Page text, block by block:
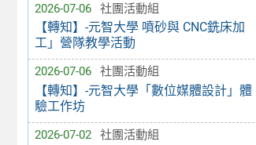
2026-07-06 社團活動組
【轉知】-元智大學 噴砂與 CNC銑床加
工」營隊教學活動
2026-07-06 社團活動組
【轉知】-元智大學「數位媒體設計」體
驗工作坊
2026-07-02 社團活動組